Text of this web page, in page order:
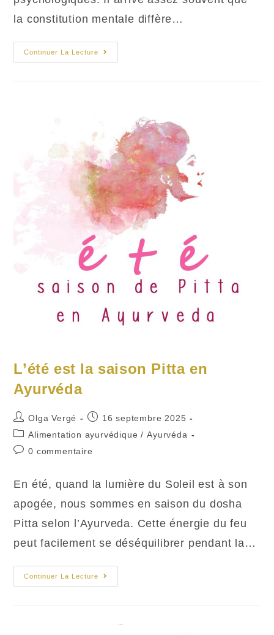
la constitution mentale diffère…
Continuer La Lecture
Doshas
Et
L’été est la saison Pitta en
Ayurvéda
Auteur/autrice
de
la
publication :
Olga Vergé
Publication
publiée :
16 septembre 2025
Post
category:
Alimentation ayurvédique / Ayurvéda
Commentaires
publication :
0 commentaire
En été, quand la lumière du Soleil est à son
apogée, nous sommes en saison du dosha
Pitta selon l’Ayurveda. Cette énergie du feu
peut facilement se déséquilibrer pendant la…
Continuer La Lecture
L’été
Est
Ayurvéda